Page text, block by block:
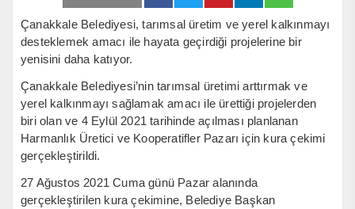
Çanakkale Belediyesi, tarımsal üretim ve yerel kalkınmayı
desteklemek amacı ile hayata geçirdiği projelerine bir
yenisini daha katıyor.
Çanakkale Belediyesi’nin tarımsal üretimi arttırmak ve
yerel kalkınmayı sağlamak amacı ile ürettiği projelerden
biri olan ve 4 Eylül 2021 tarihinde açılması planlanan
Harmanlık Üretici ve Kooperatifler Pazarı için kura çekimi
gerçekleştirildi.
27 Ağustos 2021 Cuma günü Pazar alanında
gerçekleştirilen kura çekimine, Belediye Başkan